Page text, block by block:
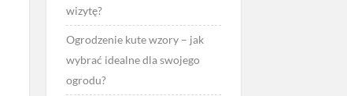
wizytę?
Ogrodzenie kute wzory – jak
wybrać idealne dla swojego
ogrodu?